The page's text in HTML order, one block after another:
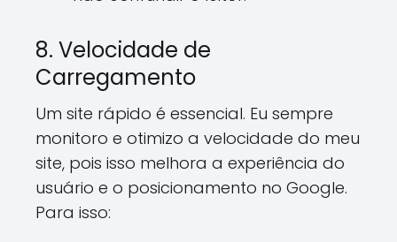
8. Velocidade de
Carregamento
Um site rápido é essencial. Eu sempre
monitoro e otimizo a velocidade do meu
site, pois isso melhora a experiência do
usuário e o posicionamento no Google.
Para isso: